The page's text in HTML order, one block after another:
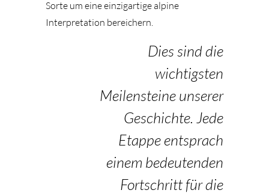
Sorte um eine einzigartige alpine
Interpretation bereichern.
Dies sind die
wichtigsten
Meilensteine unserer
Geschichte. Jede
Etappe entsprach
einem bedeutenden
Fortschritt für die